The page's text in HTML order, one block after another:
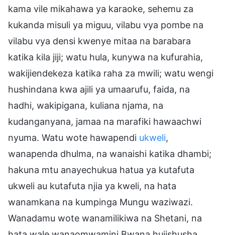
kama vile mikahawa ya karaoke, sehemu za
kukanda misuli ya miguu, vilabu vya pombe na
vilabu vya densi kwenye mitaa na barabara
katika kila jiji; watu hula, kunywa na kufurahia,
wakijiendekeza katika raha za mwili; watu wengi
hushindana kwa ajili ya umaarufu, faida, na
hadhi, wakipigana, kuliana njama, na
kudanganyana, jamaa na marafiki hawaachwi
nyuma. Watu wote hawapendi ukweli,
wanapenda dhulma, na wanaishi katika dhambi;
hakuna mtu anayechukua hatua ya kutafuta
ukweli au kutafuta njia ya kweli, na hata
wanamkana na kumpinga Mungu waziwazi.
Wanadamu wote wanamilikiwa na Shetani, na